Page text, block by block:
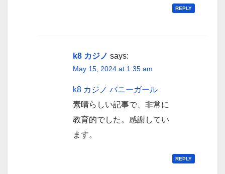
REPLY
k8 カジノ says:
May 15, 2024 at 1:35 am
k8 カジノ バニーガール
素晴らしい記事で、非常に
教育的でした。感謝してい
ます。
REPLY